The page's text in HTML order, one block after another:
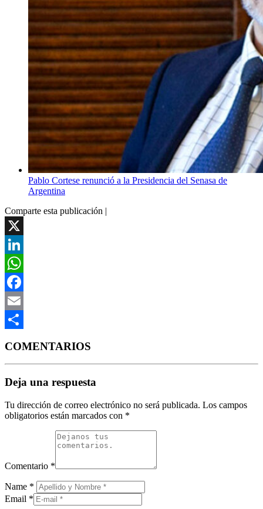
Pablo Cortese renunció a la Presidencia del Senasa de
Argentina
Comparte esta publicación |
X
LinkedIn
WhatsApp
Facebook
Email
COMENTARIOS
Deja una respuesta
Tu dirección de correo electrónico no será publicada. Los campos
obligatorios están marcados con *
Comentario *
Name *
Email *